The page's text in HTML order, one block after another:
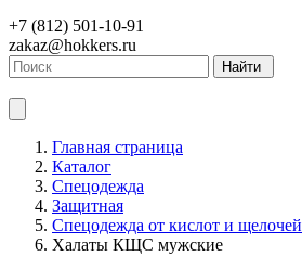
+7 (812) 501-10-91
zakaz@hokkers.ru
Найти
Главная страница
Каталог
Спецодежда
Защитная
Спецодежда от кислот и щелочей
Халаты КЩС мужские